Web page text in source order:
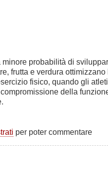
probabilità di
frutta e verdura ottimizzano
fisico, quando gli
della
per poter commentare